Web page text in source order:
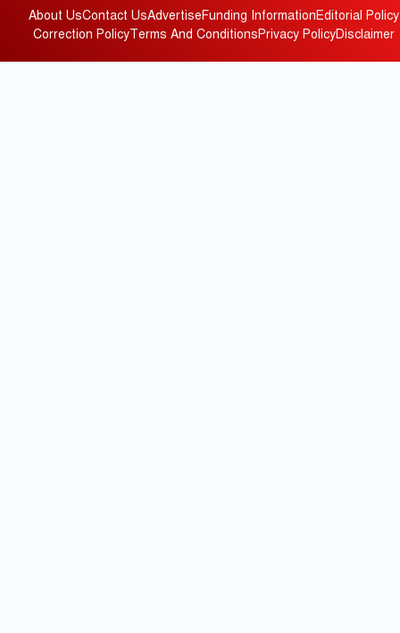
About UsContact UsAdvertiseFunding InformationEditorial Policy
Correction PolicyTerms And ConditionsPrivacy PolicyDisclaimer